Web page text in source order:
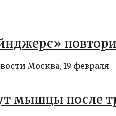
Москва, 19
мышцы после